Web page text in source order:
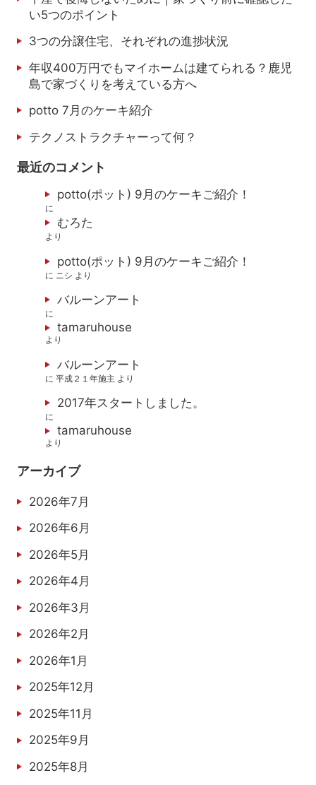
い5つのポイント
3つの分譲住宅、それぞれの進捗状況
年収400万円でもマイホームは建てられる？鹿児
島で家づくりを考えている方へ
potto 7月のケーキ紹介
テクノストラクチャーって何？
最近のコメント
potto(ポット) 9月のケーキご紹介！
に
むろた
より
potto(ポット) 9月のケーキご紹介！
に ニシ より
バルーンアート
に
tamaruhouse
より
バルーンアート
に平成２１年施主 より
2017年スタートしました。
に
tamaruhouse
より
アーカイブ
2026年7月
2026年6月
2026年5月
2026年4月
2026年3月
2026年2月
2026年1月
2025年12月
2025年11月
2025年9月
2025年8月